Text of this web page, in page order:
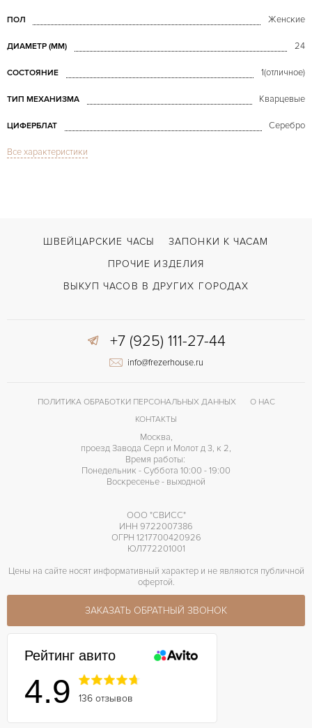
ПОЛ Женские
ДИАМЕТР (MM) 24
СОСТОЯНИЕ 1(отличное)
ТИП МЕХАНИЗМА Кварцевые
ЦИФЕРБЛАТ Серебро
СТЕКЛО
Застежка с помощью шипа
КАЛИБР/МЕХАНИЗМ
Отделка драгоценными камнями
Все характеристики
ШВЕЙЦАРСКИЕ ЧАСЫ
ЗАПОНКИ К ЧАСАМ
ПРОЧИЕ ИЗДЕЛИЯ
ВЫКУП ЧАСОВ В ДРУГИХ ГОРОДАХ
+7 (925) 111-27-44
info@frezerhouse.ru
ПОЛИТИКА ОБРАБОТКИ ПЕРСОНАЛЬНЫХ ДАННЫХ
О НАС
КОНТАКТЫ
Москва,
проезд Завода Серп и Молот д 3, к 2,
Время работы:
Понедельник - Суббота 10:00 - 19:00
Воскресенье - выходной
ООО "СВИСС"
ИНН 9722007386
ОГРН 1217700420926
ЮЛ772201001
Цены на сайте носят информативный характер и не являются публичной
офертой.
ЗАКАЗАТЬ ОБРАТНЫЙ ЗВОНОК
Рейтинг авито
4.9 136 отзывов